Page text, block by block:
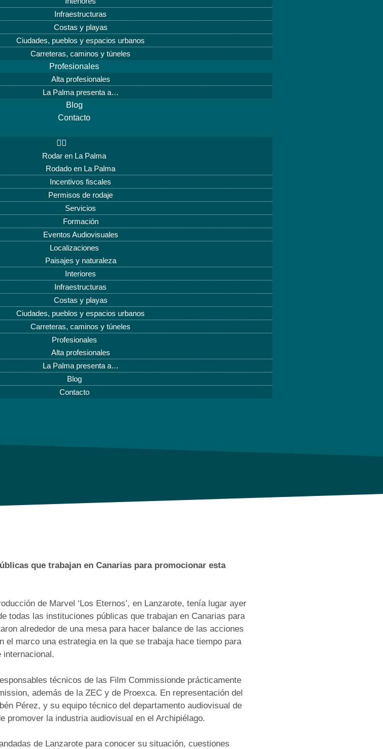
Infraestructuras
Costas y playas
Ciudades, pueblos y espacios urbanos
Carreteras, caminos y túneles
Profesionales
Alta profesionales
La Palma presenta a…
Blog
Contacto
Rodar en La Palma
Rodado en La Palma
Incentivos fiscales
Permisos de rodaje
Servicios
Formación
Eventos Audiovisuales
Localizaciones
Paisajes y naturaleza
Interiores
Infraestructuras
Costas y playas
Ciudades, pueblos y espacios urbanos
Carreteras, caminos y túneles
Profesionales
Alta profesionales
La Palma presenta a…
Blog
Contacto
que trabajan en Canarias para promocionar esta
de Marvel ‘Los Eternos’, en Lanzarote, tenía lugar ayer
todas las instituciones públicas que trabajan en Canarias para
alrededor de una mesa para hacer balance de las acciones
marco una estrategia en la que se trabaja hace tiempo para
internacional.
técnicos de las Film Commissionde prácticamente
además de la ZEC y de Proexca. En representación del
Pérez, y su equipo técnico del departamento audiovisual de
promover la industria audiovisual en el Archipiélago.
de Lanzarote para conocer su situación, cuestiones